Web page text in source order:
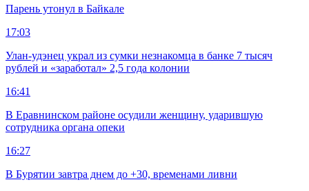
Парень утонул в Байкале
17:03
Улан-удэнец украл из сумки незнакомца в банке 7 тысяч
рублей и «заработал» 2,5 года колонии
16:41
В Еравнинском районе осудили женщину, ударившую
сотрудника органа опеки
16:27
В Бурятии завтра днем до +30, временами ливни